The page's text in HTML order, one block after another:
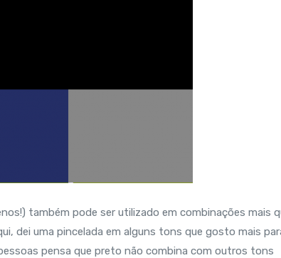
também pode ser utilizado em combinações mais
dei uma pincelada em alguns tons que gosto mais
pensa que preto não combina com outros tons